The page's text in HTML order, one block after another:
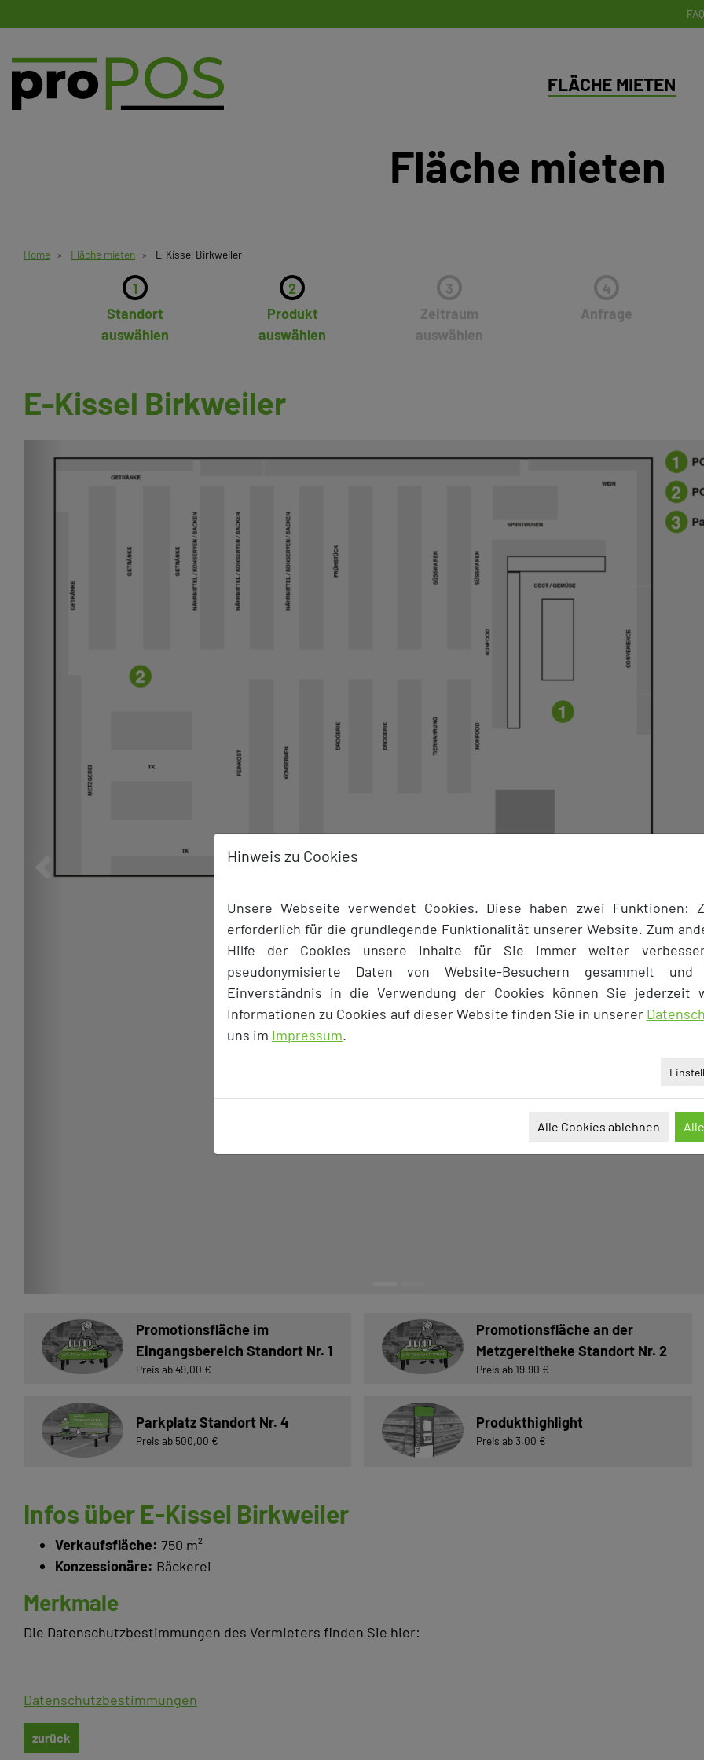
FAQ
FLÄCHE MIETEN
Fläche mieten
Home Fläche mieten E-Kissel Birkweiler
1
Standort
auswählen
2
Produkt
auswählen
3
Zeitraum
auswählen
4
Anfrage
E-Kissel Birkweiler
Previous
Promotionsfläche im
Eingangsbereich Standort Nr. 1
Preis ab 49,00 €
Promotionsfläche an der
Metzgereitheke Standort Nr. 2
Preis ab 19,90 €
Parkplatz Standort Nr. 4
Preis ab 500,00 €
Produkthighlight
Preis ab 3,00 €
Infos über E-Kissel Birkweiler
Verkaufsfläche: 750 m²
Konzessionäre: Bäckerei
Merkmale
Die Datenschutzbestimmungen des Vermieters finden Sie hier:
Datenschutzbestimmungen
zurück
Hinweis zu Cookies
Unsere Webseite verwendet Cookies. Diese haben zwei Funktionen:
erforderlich für die grundlegende Funktionalität unserer Website. Zum
Hilfe der Cookies unsere Inhalte für Sie immer weiter
pseudonymisierte Daten von Website-Besuchern gesammelt und
Einverständnis in die Verwendung der Cookies können Sie jederzeit
Informationen zu Cookies auf dieser Website finden Sie in unserer
uns im Impressum.
Alle Cookies ablehnen